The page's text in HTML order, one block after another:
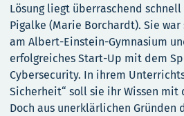
Lösung liegt überraschend
Pigalke (Marie Borchardt). Sie
am Albert-Einstein-Gymnasium
erfolgreiches Start-Up mit dem
Cybersecurity. In ihrem
Sicherheit“ soll sie ihr Wissen
Doch aus unerklärlichen Gründen